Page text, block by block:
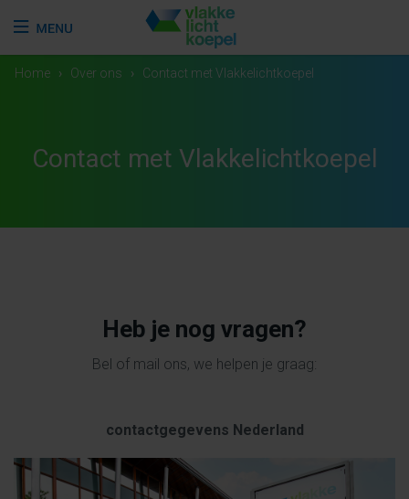
Home › Over ons › Contact met Vlakkelichtkoepel
Contact met Vlakkelichtkoepel
Heb je nog vragen?
Bel of mail ons, we helpen je graag:
contactgegevens Nederland